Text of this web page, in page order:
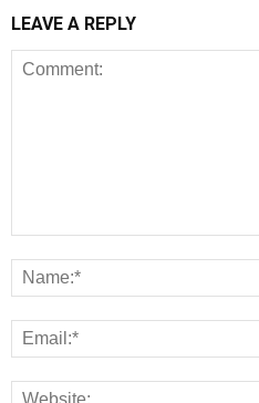
LEAVE A REPLY